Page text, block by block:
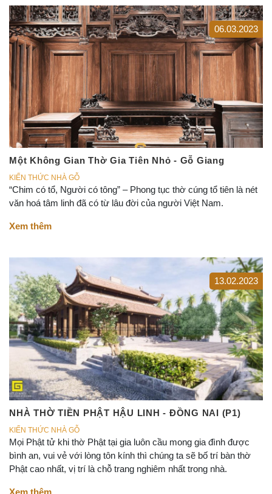
Một Không Gian Thờ Gia Tiên Nhỏ - Gỗ Giang
KIẾN THỨC NHÀ GỖ
06.03.2023
“Chim có tổ, Người có tông” – Phong tục thờ cúng tổ tiên là nét
văn hoá tâm linh đã có từ lâu đời của người Việt Nam.
Xem thêm
NHÀ THỜ TIỀN PHẬT HẬU LINH - ĐỒNG NAI (P1)
KIẾN THỨC NHÀ GỖ
13.02.2023
Mọi Phật tử khi thờ Phật tại gia luôn cầu mong gia đình được
bình an, vui vẻ với lòng tôn kính thì chúng ta sẽ bố trí bàn thờ
Phật cao nhất, vị trí là chỗ trang nghiêm nhất trong nhà.
Xem thêm